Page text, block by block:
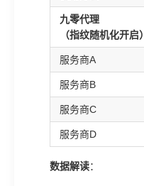
九零代理
（指纹随机化开启）
服务商A
服务商B
服务商C
服务商D
数据解读：